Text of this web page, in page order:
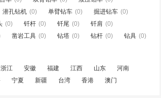
潜孔钻机 (0) 单臂钻车 (0) 掘进钻车 (0)
(0) 钎杆 (0) 钎尾 (0) 钎肩 (0)
凿岩工具 (0) 钻塔 (0) 钻杆 (0) 钻具 (0)
浙江 安徽 福建 江西 山东
河南
宁夏 新疆 台湾 香港 澳门